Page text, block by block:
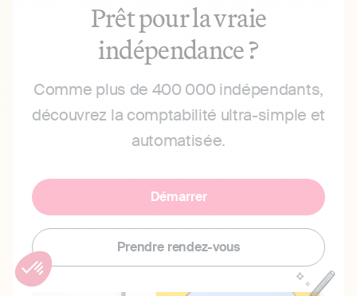
Prêt pour la vraie
indépendance ?
Comme plus de 400 000 indépendants,
découvrez la comptabilité ultra-simple et
automatisée.
Démarrer
Prendre rendez-vous